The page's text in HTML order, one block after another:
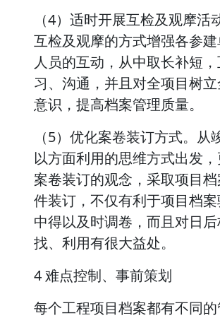
（4）适时开展互检及观摩活
互检及观摩的方式增强各参
人员的互动，从中取长补短
习、沟通，并且对全项目树
意识，提高档案管理质量。
（5）优化案卷装订方式。从
以方面利用的思维方式出发
案卷装订的观念，采取项目
件装订，不仅有利于项目档
中得以及时调卷，而且对日
找、利用有很大益处。
4 难点控制、事前策划
每个工程项目档案都有不同